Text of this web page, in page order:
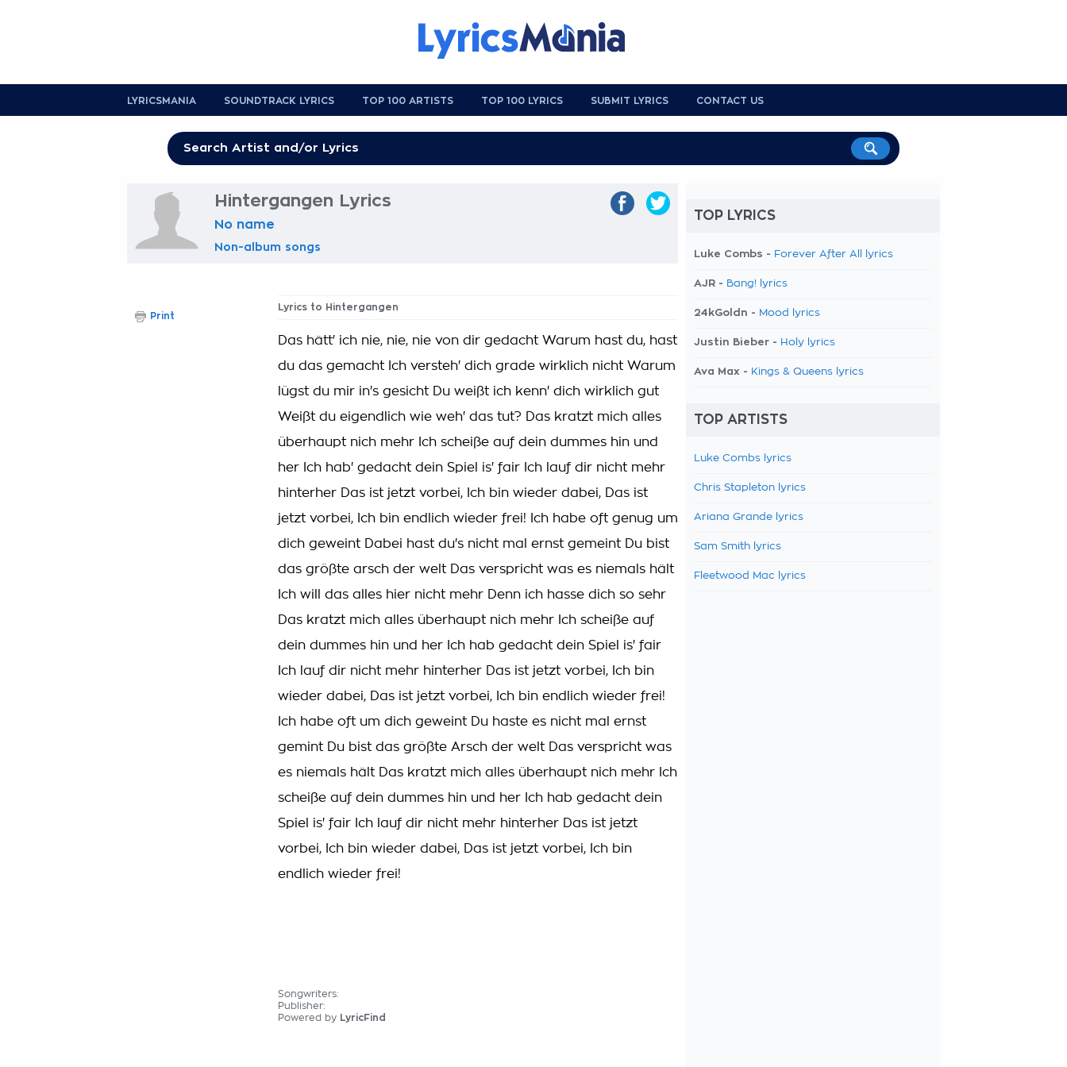
LYRICSMANIA SOUNDTRACK LYRICS TOP 100 ARTISTS TOP 100 LYRICS SUBMIT LYRICS CONTACT US
Hintergangen Lyrics
No name
Non-album songs
Lyrics to Hintergangen
Das hätt' ich nie, nie, nie von dir gedacht Warum hast du, hast
du das gemacht Ich versteh' dich grade wirklich nicht Warum
lügst du mir in's gesicht Du weißt ich kenn' dich wirklich gut
Weißt du eigendlich wie weh' das tut? Das kratzt mich alles
überhaupt nich mehr Ich scheiße auf dein dummes hin und
her Ich hab' gedacht dein Spiel is' fair Ich lauf dir nicht mehr
hinterher Das ist jetzt vorbei, Ich bin wieder dabei, Das ist
jetzt vorbei, Ich bin endlich wieder frei! Ich habe oft genug um
dich geweint Dabei hast du's nicht mal ernst gemeint Du bist
das größte arsch der welt Das verspricht was es niemals hält
Ich will das alles hier nicht mehr Denn ich hasse dich so sehr
Das kratzt mich alles überhaupt nich mehr Ich scheiße auf
dein dummes hin und her Ich hab gedacht dein Spiel is' fair
Ich lauf dir nicht mehr hinterher Das ist jetzt vorbei, Ich bin
wieder dabei, Das ist jetzt vorbei, Ich bin endlich wieder frei!
Ich habe oft um dich geweint Du haste es nicht mal ernst
gemint Du bist das größte Arsch der welt Das verspricht was
es niemals hält Das kratzt mich alles überhaupt nich mehr Ich
scheiße auf dein dummes hin und her Ich hab gedacht dein
Spiel is' fair Ich lauf dir nicht mehr hinterher Das ist jetzt
vorbei, Ich bin wieder dabei, Das ist jetzt vorbei, Ich bin
endlich wieder frei!
Songwriters:
Publisher:
Powered by LyricFind
Print
TOP LYRICS
Luke Combs - Forever After All lyrics
AJR - Bang! lyrics
24kGoldn - Mood lyrics
Justin Bieber - Holy lyrics
Ava Max - Kings & Queens lyrics
TOP ARTISTS
Luke Combs lyrics
Chris Stapleton lyrics
Ariana Grande lyrics
Sam Smith lyrics
Fleetwood Mac lyrics